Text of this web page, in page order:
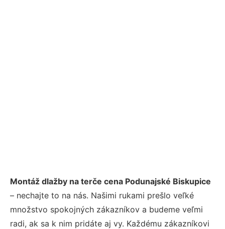
Montáž dlažby na terče cena Podunajské Biskupice
– nechajte to na nás. Našimi rukami prešlo veľké
množstvo spokojných zákazníkov a budeme veľmi
radi, ak sa k nim pridáte aj vy. Každému zákazníkovi